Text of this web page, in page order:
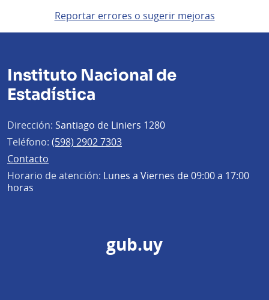
Reportar errores o sugerir mejoras
Instituto Nacional de
Estadística
Dirección: Santiago de Liniers 1280
Teléfono: (598) 2902 7303
Contacto
Horario de atención: Lunes a Viernes de 09:00 a 17:00
horas
gub.uy